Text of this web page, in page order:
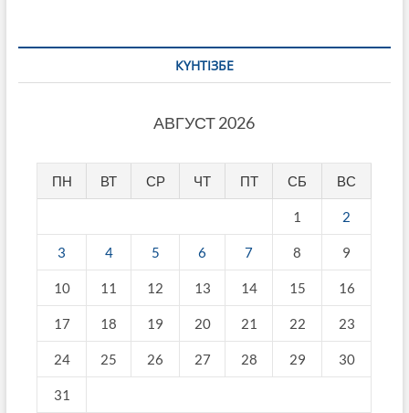
КҮНТІЗБЕ
АВГУСТ 2026
ПН ВТ СР ЧТ ПТ СБ ВС
1 2
3 4 5 6 7 8 9
10 11 12 13 14 15 16
17 18 19 20 21 22 23
24 25 26 27 28 29 30
31